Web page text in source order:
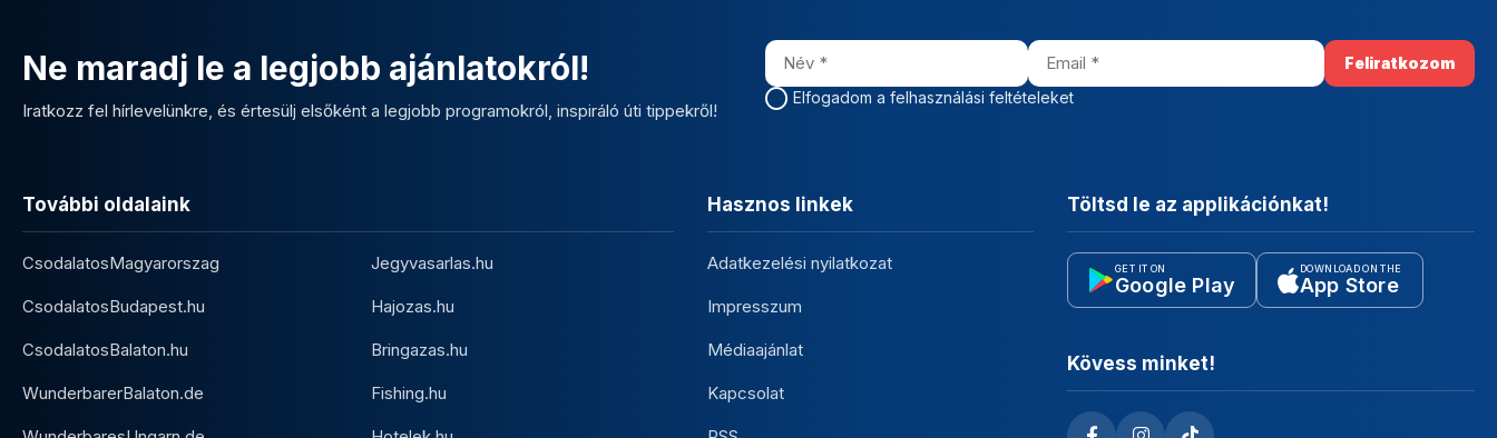
Ne maradj le a legjobb ajánlatokról!
Iratkozz fel hírlevelünkre, és értesülj elsőként a legjobb programokról, inspiráló úti tippekről!
Elfogadom a felhasználási feltételeket
További oldalaink
CsodalatosMagyarorszag
CsodalatosBudapest.hu
CsodalatosBalaton.hu
WunderbarerBalaton.de
Jegyvasarlas.hu
Hajozas.hu
Bringazas.hu
Fishing.hu
Hasznos linkek
Adatkezelési nyilatkozat
Impresszum
Médiaajánlat
Kapcsolat
Töltsd le az applikációnkat!
GET IT ON
Google Play
DOWNLOAD ON THE
App Store
Kövess minket!